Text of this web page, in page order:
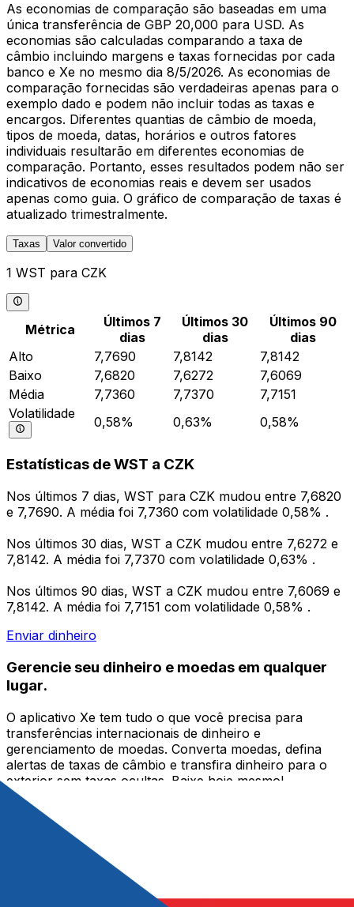
As economias de comparação são baseadas em uma
única transferência de GBP 20,000 para USD. As
economias são calculadas comparando a taxa de
câmbio incluindo margens e taxas fornecidas por cada
banco e Xe no mesmo dia 8/5/2026. As economias de
comparação fornecidas são verdadeiras apenas para o
exemplo dado e podem não incluir todas as taxas e
encargos. Diferentes quantias de câmbio de moeda,
tipos de moeda, datas, horários e outros fatores
individuais resultarão em diferentes economias de
comparação. Portanto, esses resultados podem não ser
indicativos de economias reais e devem ser usados
apenas como guia. O gráfico de comparação de taxas é
atualizado trimestralmente.
Taxas Valor convertido
1 WST para CZK
Métrica
Últimos 7
dias
Últimos 30
dias
Últimos 90
dias
Alto
7,7690 7,8142
7,8142
Baixo
7,6820 7,6272
7,6069
Média
7,7360 7,7370
7,7151
Volatilidade
0,58% 0,63% 0,58%
Estatísticas de WST a CZK
Nos últimos 7 dias, WST para CZK mudou entre 7,6820
e 7,7690. A média foi 7,7360 com volatilidade 0,58% .
Nos últimos 30 dias, WST a CZK mudou entre 7,6272 e
7,8142. A média foi 7,7370 com volatilidade 0,63% .
Nos últimos 90 dias, WST a CZK mudou entre 7,6069 e
7,8142. A média foi 7,7151 com volatilidade 0,58% .
Enviar dinheiro
Gerencie seu dinheiro e moedas em qualquer
lugar.
O aplicativo Xe tem tudo o que você precisa para
transferências internacionais de dinheiro e
gerenciamento de moedas. Converta moedas, defina
alertas de taxas de câmbio e transfira dinheiro para o
exterior sem taxas ocultas. Baixe hoje mesmo!